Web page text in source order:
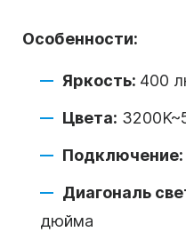
Особенности:
Яркость: 400
Цвета:
Подключение:
Диагональ
дюйма